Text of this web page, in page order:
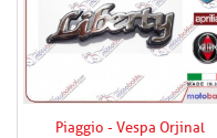
Piaggio - Vespa Orjinal